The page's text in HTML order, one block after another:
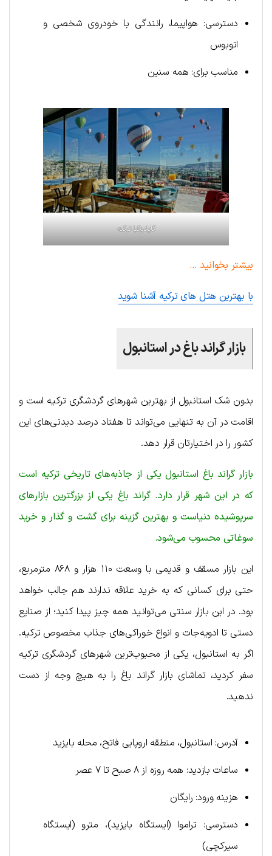
دسترسی: هواپیما، رانندگی با خودروی شخصی و
اتوبوس
مناسب برای: همه سنین
کاپادوکیا ترکیه
بیشتر بخوانید …
با بهترین هتل های ترکیه آشنا شوید
بازار گراند باغ در استانبول
بدون شک استانبول از بهترین شهرهای گردشگری ترکیه است و
اقامت در آن به تنهایی می‌تواند تا هفتاد درصد دیدنی‌های این
کشور را در اختیارتان قرار دهد.
بازار گراند باغ استانبول یکی از جاذبه‌های تاریخی ترکیه است
که در این شهر قرار دارد. گراند باغ یکی از بزرگترین بازارهای
سرپوشیده دنیاست و بهترین گزینه برای گشت و گذار و خرید
سوغاتی محسوب می‌شود.
این بازار مسقف و قدیمی با وسعت ۱۱۰ هزار و ۸۶۸ مترمربع،
حتی برای کسانی که به خرید علاقه ندارند هم جالب خواهد
بود. در این بازار سنتی می‌توانید همه چیز پیدا کنید؛ از صنایع
دستی تا ادویه‌جات و انواع خوراکی‌های جذاب مخصوص ترکیه.
اگر به استانبول، یکی از محبوب‌ترین شهرهای گردشگری ترکیه
سفر کردید، تماشای بازار گراند باغ را به هیچ وجه از دست
ندهید.
آدرس: استانبول، منطقه اروپایی فاتح، محله بایزید
ساعات بازدید: همه روزه از ۸ صبح تا ۷ عصر
هزینه ورود: رایگان
دسترسی: تراموا (ایستگاه بایزید)، مترو (ایستگاه
سیرکچی)